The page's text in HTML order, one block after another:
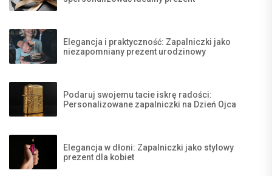
Elegancja i praktyczność: Zapalniczki jako
niezapomniany prezent urodzinowy
Podaruj swojemu tacie iskrę radości:
Personalizowane zapalniczki na Dzień Ojca
Elegancja w dłoni: Zapalniczki jako stylowy
prezent dla kobiet